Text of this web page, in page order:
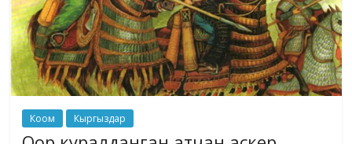
Коом Кыргыздар